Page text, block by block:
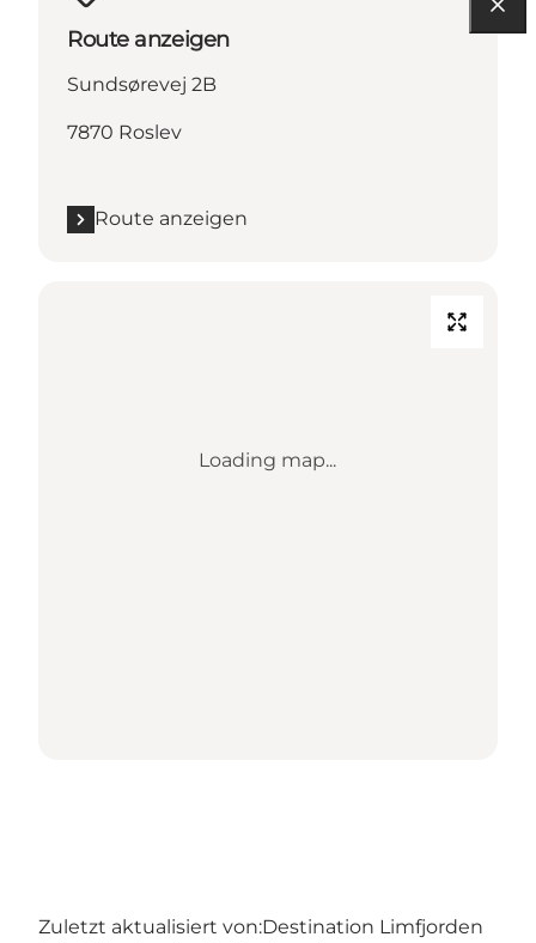
Route anzeigen
Sundsørevej 2B
7870 Roslev
Route anzeigen
Loading map...
Zuletzt aktualisiert von:Destination Limfjorden